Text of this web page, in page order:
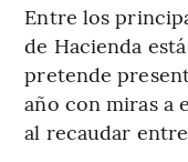
Entre los
de Hacienda está
pretende
año con miras a
al recaudar